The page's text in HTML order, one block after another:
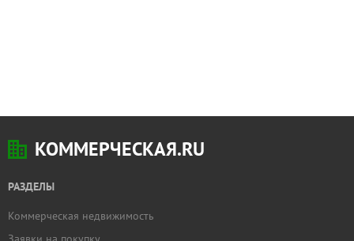
КОММЕРЧЕСКАЯ.RU
РАЗДЕЛЫ
Коммерческая недвижимость